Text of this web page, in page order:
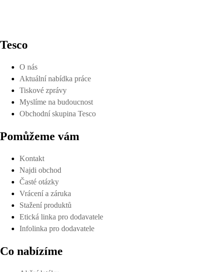
Tesco
O nás
Aktuální nabídka práce
Tiskové zprávy
Myslíme na budoucnost
Obchodní skupina Tesco
Pomůžeme vám
Kontakt
Najdi obchod
Časté otázky
Vrácení a záruka
Stažení produktů
Etická linka pro dodavatele
Infolinka pro dodavatele
Co nabízíme